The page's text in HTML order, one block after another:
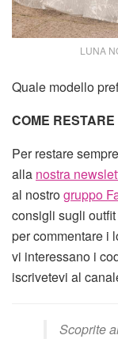
LUNA
Quale modello
COME
Per restare
alla nostra
al nostrogruppo
consigli sugli
per commentare i
vi interessano i
iscrivetevi al
Scoprite